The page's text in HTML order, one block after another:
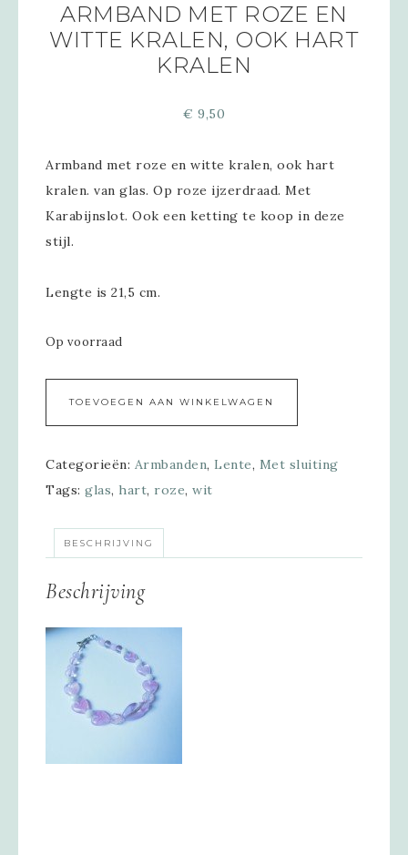
ARMBAND MET ROZE EN
WITTE KRALEN, OOK HART
KRALEN
€ 9,50
Armband met roze en witte kralen, ook hart
kralen. van glas. Op roze ijzerdraad. Met
Karabijnslot. Ook een ketting te koop in deze
stijl.
Lengte is 21,5 cm.
Op voorraad
TOEVOEGEN AAN WINKELWAGEN
Categorieën: Armbanden, Lente, Met sluiting
Tags: glas, hart, roze, wit
BESCHRIJVING
Beschrijving